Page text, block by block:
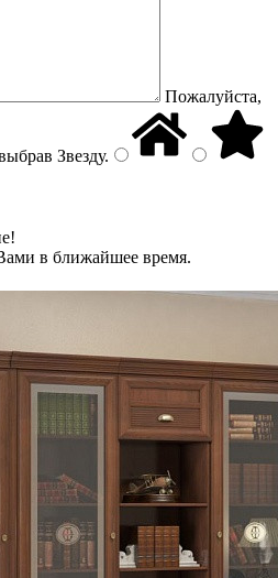
Пожалуйста,
Звезду.
в ближайшее время.